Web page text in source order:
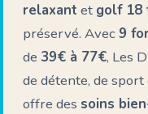
relaxant et golf 18
préservé. Avec9
de 39€ à 77€, Les
de détente, de
offre des soins